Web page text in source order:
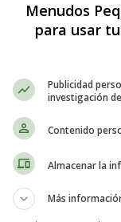
y el bienestar de
que los
difíciles de manera
, donde los jóvenes
La salud
y equilibrada.
los adolescentes
puede afectar el
Menudos
para usar
Publicidad
investigación
Contenido
Almacenar la
Más